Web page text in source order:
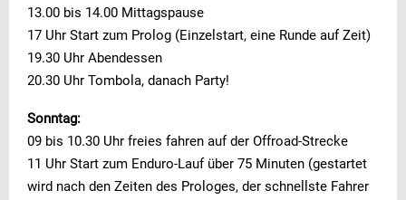
13.00 bis 14.00 Mittagspause
17 Uhr Start zum Prolog (Einzelstart, eine Runde auf Zeit)
19.30 Uhr Abendessen
20.30 Uhr Tombola, danach Party!
Sonntag:
09 bis 10.30 Uhr freies fahren auf der Offroad-Strecke
11 Uhr Start zum Enduro-Lauf über 75 Minuten (gestartet
wird nach den Zeiten des Prologes, der schnellste Fahrer